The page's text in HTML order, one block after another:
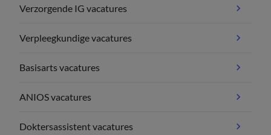
Verzorgende IG vacatures
Verpleegkundige vacatures
Basisarts vacatures
ANIOS vacatures
Doktersassistent vacatures